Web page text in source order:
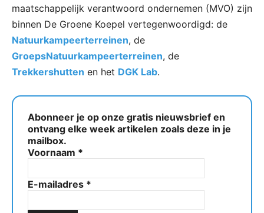
maatschappelijk verantwoord ondernemen (MVO) zijn
binnen De Groene Koepel vertegenwoordigd: de
Natuurkampeerterreinen, de
GroepsNatuurkampeerterreinen, de
Trekkershutten en het DGK Lab.
Abonneer je op onze gratis nieuwsbrief en
ontvang elke week artikelen zoals deze in je
mailbox.
Voornaam *
E-mailadres *